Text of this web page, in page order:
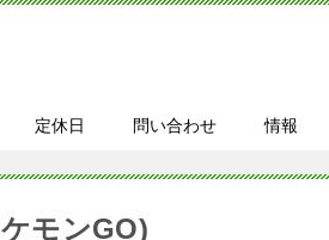
定休日 問い合わせ 情報
モンGO)